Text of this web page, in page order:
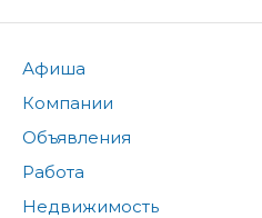
Афиша
Компании
Объявления
Работа
Недвижимость